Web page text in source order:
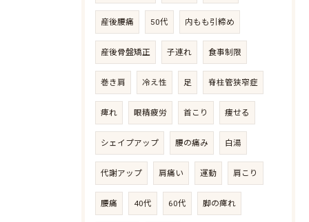
産後腰痛 50代 内もも引締め
産後骨盤矯正 子連れ 食事制限
巻き肩 冷え性 足 脊柱管狭窄症
痺れ 眼精疲労 首こり 痩せる
シェイプアップ 腰の痛み 白湯
代謝アップ 肩痛い 運動 肩こり
腰痛 40代 60代 脚の痺れ